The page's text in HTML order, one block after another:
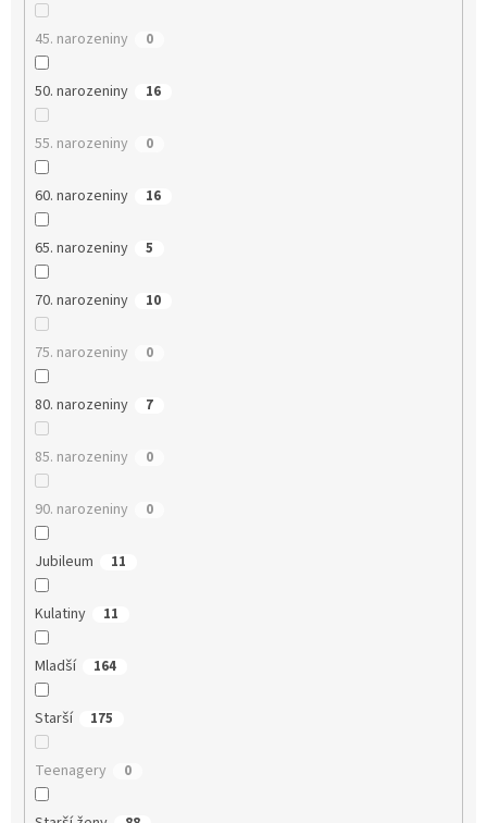
45. narozeniny 0
50. narozeniny 16
55. narozeniny 0
60. narozeniny 16
65. narozeniny 5
70. narozeniny 10
75. narozeniny 0
80. narozeniny 7
85. narozeniny 0
90. narozeniny 0
Jubileum 11
Kulatiny 11
Mladší 164
Starší 175
Teenagery 0